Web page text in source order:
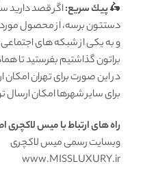
🛵پيك سریع:اگر قصد دارید
دستتون برسه، از محصول
و به یکی از شبکه های
براتون گذاشتیم بفرستید تا
در این صورت برای تهران
برای سایر شهرها امکان
راه های ارتباط با میس لاکچری
وبسایت رسمی میس لاکچری
www.MISSLUXURY.ir